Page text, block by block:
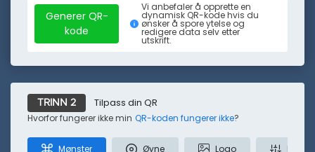
Sted Tekst
Generer QR-
kode
Vi anbefaler å opprette en
dynamisk QR-kode hvis du
ønsker å spore ytelse og
redigere data selv etter
utskrift.
TRINN 2 Tilpass din QR
Hvorfor fungerer ikke min QR-koden fungerer ikke?
Mønster Øyne Logo Farger